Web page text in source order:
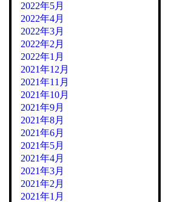
2022年5月
2022年4月
2022年3月
2022年2月
2022年1月
2021年12月
2021年11月
2021年10月
2021年9月
2021年8月
2021年6月
2021年5月
2021年4月
2021年3月
2021年2月
2021年1月